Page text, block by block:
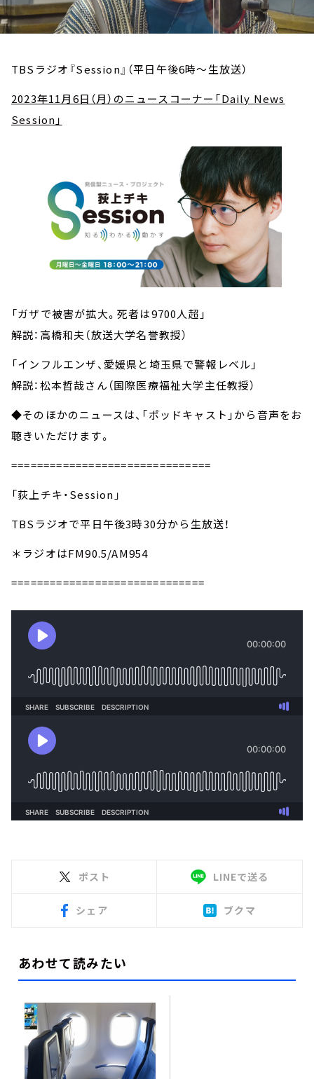
TBSラジオ『Session』（平日午後6時～生放送）
2023年11月6日（月）のニュースコーナー「Daily News
Session」
「ガザで被害が拡大。死者は9700人超」
解説：高橋和夫（放送大学名誉教授）
「インフルエンザ、愛媛県と埼玉県で警報レベル」
解説：松本哲哉さん（国際医療福祉大学主任教授）
◆そのほかのニュースは、「ポッドキャスト」から音声をお
聴きいただけます。
===============================
「荻上チキ・Session」
TBSラジオで平日午後3時30分から生放送！
＊ラジオはFM90.5/AM954
==============================
ポスト LINEで送る
シェア ブクマ
あわせて読みたい